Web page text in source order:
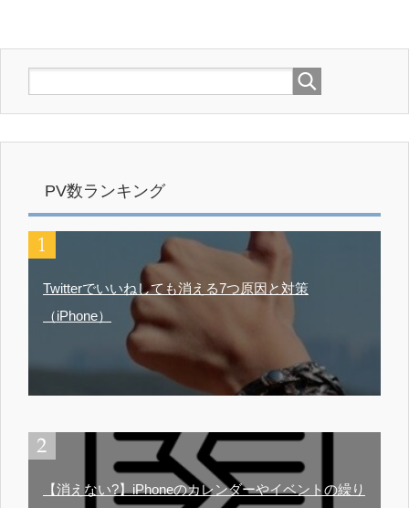
PV数ランキング
Twitterでいいねしても消える7つ原因と対策
（iPhone）
【消えない?】iPhoneのカレンダーやイベントの繰り